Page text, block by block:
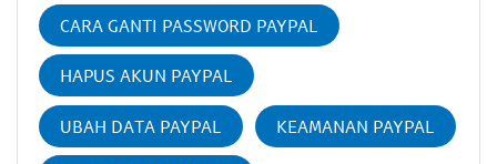
CARA GANTI PASSWORD PAYPAL
HAPUS AKUN PAYPAL
UBAH DATA PAYPAL KEAMANAN PAYPAL